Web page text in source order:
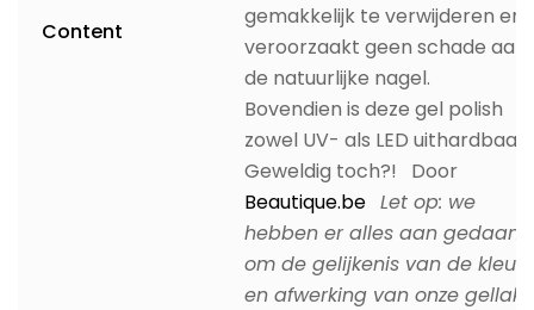
Content
gemakkelijk te verwijderen en
veroorzaakt geen schade aan
de natuurlijke nagel.
Bovendien is deze gel polish
zowel UV- als LED uithardbaar.
Geweldig toch?! Door
Beautique.be Let op: we
hebben er alles aan gedaan
om de gelijkenis van de kleur
en afwerking van onze gellak